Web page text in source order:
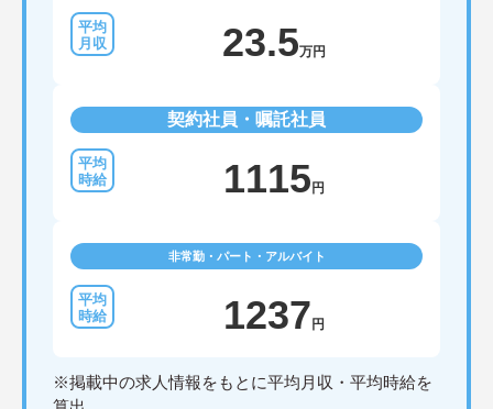
23.5万円
契約社員・嘱託社員
1115 円
非常勤・パート・アルバイト
1237 円
※掲載中の求人情報をもとに平均月収・平均時給を